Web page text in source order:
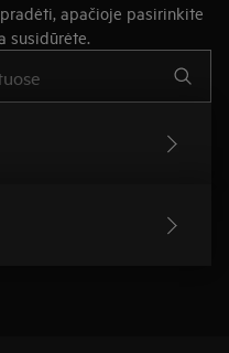
apačioje pasirinkite
susidūrėte.